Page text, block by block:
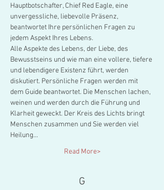
Hauptbotschafter, Chief Red Eagle, eine
unvergessliche, liebevolle Präsenz,
beantwortet Ihre persönlichen Fragen zu
jedem Aspekt Ihres Lebens.
Alle Aspekte des Lebens, der Liebe, des
Bewusstseins und wie man eine vollere, tiefere
und lebendigere Existenz führt, werden
diskutiert. Persönliche Fragen werden mit
dem Guide beantwortet. Die Menschen lachen,
weinen und werden durch die Führung und
Klarheit geweckt. Der Kreis des Lichts bringt
Menschen zusammen und Sie werden viel
Heilung…
Read More>
G